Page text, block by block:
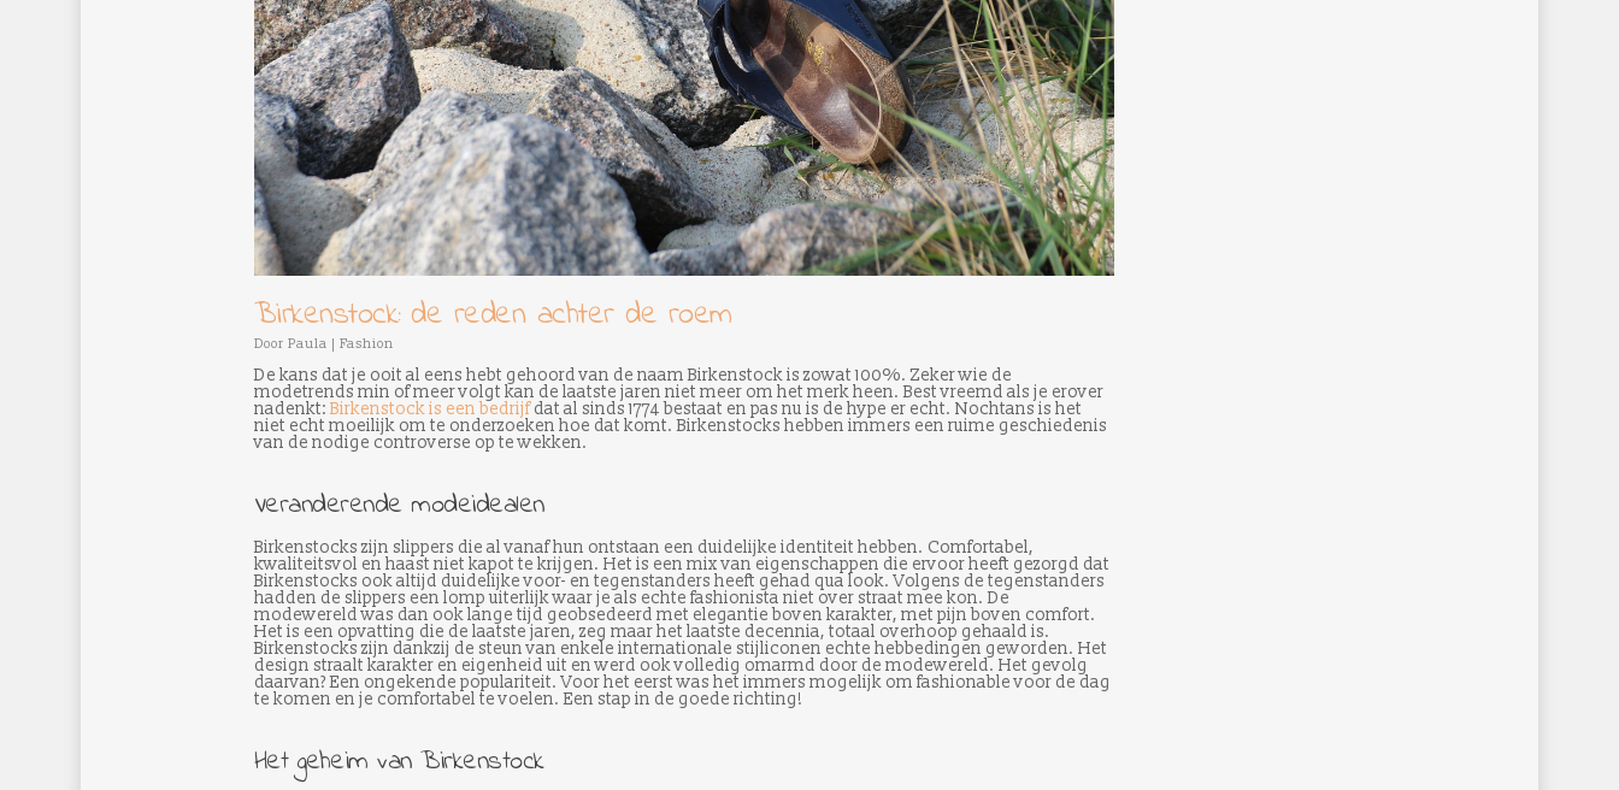
Birkenstock: de reden achter de roem
Door Paula | Fashion
De kans dat je ooit al eens hebt gehoord van de naam Birkenstock is zowat 100%. Zeker wie de
modetrends min of meer volgt kan de laatste jaren niet meer om het merk heen. Best vreemd als je erover
nadenkt: Birkenstock is een bedrijfdat al sinds 1774 bestaat en pas nu is de hype er echt. Nochtans is het
niet echt moeilijk om te onderzoeken hoe dat komt. Birkenstocks hebben immers een ruime geschiedenis
van de nodige controverse op te wekken.
Veranderende modeidealen
Birkenstocks zijn slippers die al vanaf hun ontstaan een duidelijke identiteit hebben. Comfortabel,
kwaliteitsvol en haast niet kapot te krijgen. Het is een mix van eigenschappen die ervoor heeft gezorgd dat
Birkenstocks ook altijd duidelijke voor- en tegenstanders heeft gehad qua look. Volgens de tegenstanders
hadden de slippers een lomp uiterlijk waar je als echte fashionista niet over straat mee kon. De
modewereld was dan ook lange tijd geobsedeerd met elegantie boven karakter, met pijn boven comfort.
Het is een opvatting die de laatste jaren, zeg maar het laatste decennia, totaal overhoop gehaald is.
Birkenstocks zijn dankzij de steun van enkele internationale stijliconen echte hebbedingen geworden. Het
design straalt karakter en eigenheid uit en werd ook volledig omarmd door de modewereld. Het gevolg
daarvan? Een ongekende populariteit. Voor het eerst was het immers mogelijk om fashionable voor de dag
te komen en je comfortabel te voelen. Een stap in de goede richting!
Het geheim van Birkenstock